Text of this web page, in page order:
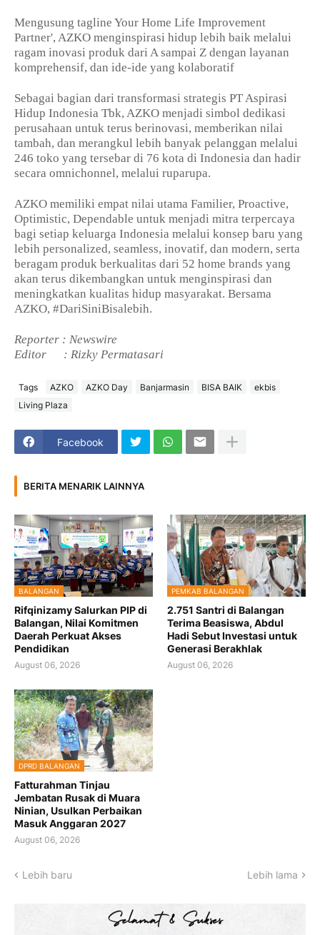
Mengusung tagline Your Home Life Improvement
Partner', AZKO menginspirasi hidup lebih baik melalui
ragam inovasi produk dari A sampai Z dengan layanan
komprehensif, dan ide-ide yang kolaboratif
Sebagai bagian dari transformasi strategis PT Aspirasi
Hidup Indonesia Tbk, AZKO menjadi simbol dedikasi
perusahaan untuk terus berinovasi, memberikan nilai
tambah, dan merangkul lebih banyak pelanggan melalui
246 toko yang tersebar di 76 kota di Indonesia dan hadir
secara omnichonnel, melalui ruparupa.
AZKO memiliki empat nilai utama Familier, Proactive,
Optimistic, Dependable untuk menjadi mitra terpercaya
bagi setiap keluarga Indonesia melalui konsep baru yang
lebih personalized, seamless, inovatif, dan modern, serta
beragam produk berkualitas dari 52 home brands yang
akan terus dikembangkan untuk menginspirasi dan
meningkatkan kualitas hidup masyarakat. Bersama
AZKO, #DariSiniBisalebih.
Reporter : Newswire
Editor
: Rizky Permatasari
Tags AZKO AZKO Day Banjarmasin BISA BAIK
ekbis
Living Plaza
Facebook
BERITA MENARIK LAINNYA
BALANGAN
Rifqinizamy Salurkan PIP di
Balangan, Nilai Komitmen
Daerah Perkuat Akses
Pendidikan
August 06, 2026
PEMKAB BALANGAN
2.751 Santri di Balangan
Terima Beasiswa, Abdul
Hadi Sebut Investasi untuk
Generasi Berakhlak
August 06, 2026
DPRD BALANGAN
Fatturahman Tinjau
Jembatan Rusak di Muara
Ninian, Usulkan Perbaikan
Masuk Anggaran 2027
August 06, 2026
Lebih baru Lebih lama